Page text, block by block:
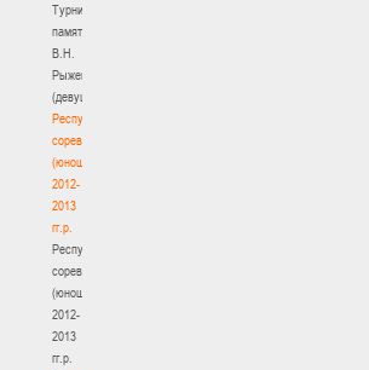
Турнир
памяти
В.Н.
Рыженкова
(девушки)
Республиканские
соревнования
(юноши)
2012-
2013
гг.р.
Республиканские
соревнования
(юноши)
2012-
2013
гг.р.